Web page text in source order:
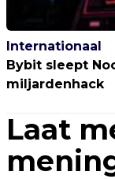
Internationaal
Bybit sleept
miljardenhack
Laat